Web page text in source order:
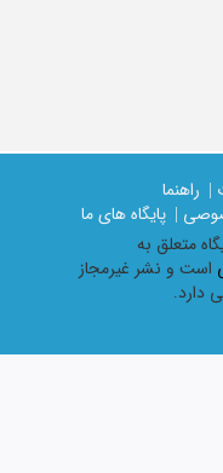
|
راهنما
|
پایگاه های ما
متعلق به
است و نشر غیرمجاز
دارد.